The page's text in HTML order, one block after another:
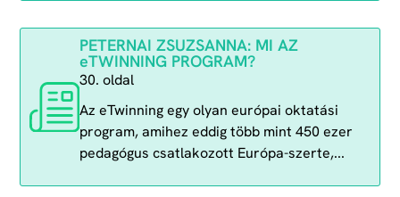
PETERNAI ZSUZSANNA: MI AZ
eTWINNING PROGRAM?
30. oldal
Az eTwinning egy olyan európai oktatási
program, amihez eddig több mint 450 ezer
pedagógus csatlakozott Európa-szerte,...